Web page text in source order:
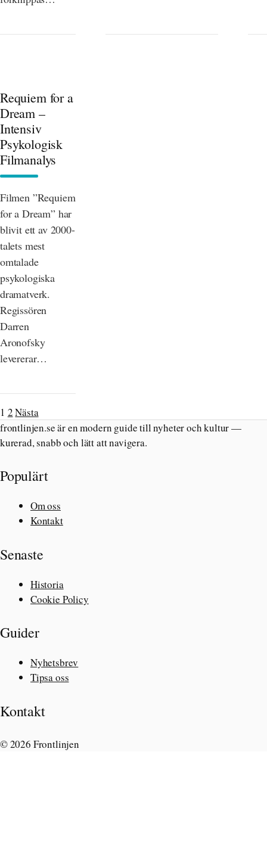
Requiem for a
Dream –
Intensiv
Psykologisk
Filmanalys
Filmen ”Requiem
for a Dream” har
blivit ett av 2000-
talets mest
omtalade
psykologiska
dramatverk.
Regissören
Darren
Aronofsky
levererar…
1 2Nästa
frontlinjen.se är en modern guide till nyheter och kultur —
kurerad, snabb och lätt att navigera.
Populärt
Om oss
Kontakt
Senaste
Historia
Cookie Policy
Guider
Nyhetsbrev
Tipsa oss
Kontakt
© 2026 Frontlinjen